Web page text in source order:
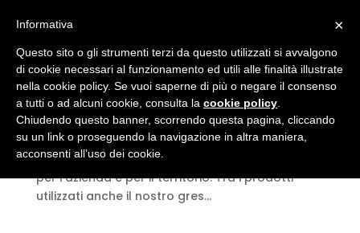
Petronas Santena
daadmin|Feb 14, 2023
PETRONAS SANTENA Il 9 marzo 2018 si è
inaugurato il nuovo centro di ricerca e sviluppo
della Petronas a Santena, in provincia di Torino.
Il centro rappresenterà un’importante risorsa
per l’azienda e per il territorio. Tra i prodotti
utilizzati anche il nostro gres...
×
Informativa
Questo sito o gli strumenti terzi da questo utilizzati si avvalgono
di cookie necessari al funzionamento ed utili alle finalità illustrate
nella cookie policy. Se vuoi saperne di più o negare il consenso
a tutti o ad alcuni cookie, consulta la cookie policy
Chiudendo questo banner, scorrendo questa pagina, cliccando
su un link o proseguendo la navigazione in altra maniera,
acconsenti all’uso dei cookie.